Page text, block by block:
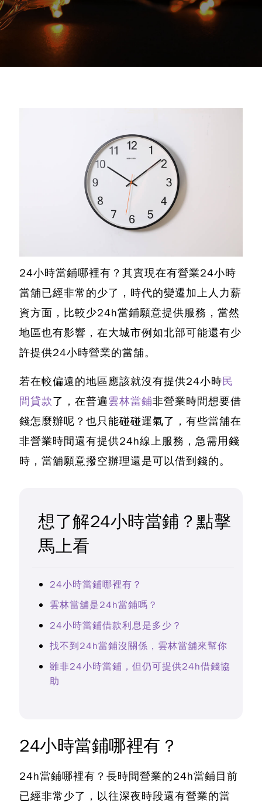
24小時當鋪哪裡有？ 其實現在有營業24小時
當舖已經非常的少了，時代的變遷加上人力薪
資方面，比較少24h當鋪願意提供服務，當然
地區也有影響，在大城市例如北部可能還有少
許提供24小時營業的當舖。
若在較偏遠的地區應該就沒有提供24小時民
間貸款了，在普遍雲林當鋪非營業時間想要借
錢怎麼辦呢？也只能碰碰運氣了，有些當舖在
非營業時間還有提供24h線上服務，急需用錢
時，當舖願意撥空辦理還是可以借到錢的。
想了解24小時當鋪？點擊
馬上看
24小時當鋪哪裡有？
雲林當舖是24h當鋪嗎？
24小時當鋪借款利息是多少？
找不到24h當鋪沒關係，雲林當舖來幫你
雖非24小時當鋪，但仍可提供24h借錢協
助
24小時當鋪哪裡有？
24h當鋪哪裡有？ 長時間營業的24h當鋪目前
已經非常少了，以往深夜時段還有營業的當